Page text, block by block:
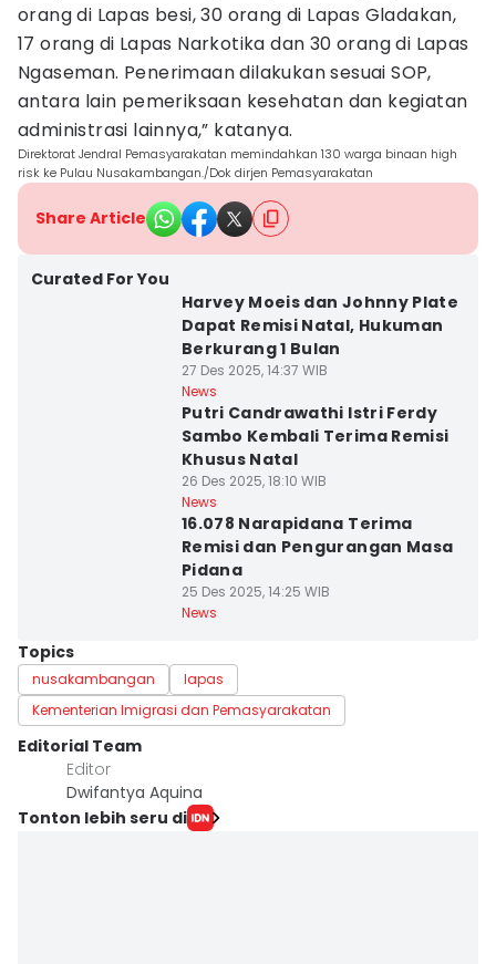
orang di Lapas besi, 30 orang di Lapas Gladakan,
17 orang di Lapas Narkotika dan 30 orang di Lapas
Ngaseman. Penerimaan dilakukan sesuai SOP,
antara lain pemeriksaan kesehatan dan kegiatan
administrasi lainnya,” katanya.
Direktorat Jendral Pemasyarakatan memindahkan 130 warga binaan high
risk ke Pulau Nusakambangan./Dok dirjen Pemasyarakatan
Share Article
Curated For You
Harvey Moeis dan Johnny Plate
Dapat Remisi Natal, Hukuman
Berkurang 1 Bulan
27 Des 2025, 14:37 WIB
News
Putri Candrawathi Istri Ferdy
Sambo Kembali Terima Remisi
Khusus Natal
26 Des 2025, 18:10 WIB
News
16.078 Narapidana Terima
Remisi dan Pengurangan Masa
Pidana
25 Des 2025, 14:25 WIB
News
Topics
nusakambangan
lapas
Kementerian Imigrasi dan Pemasyarakatan
Editorial Team
Editor
Dwifantya Aquina
Tonton lebih seru di